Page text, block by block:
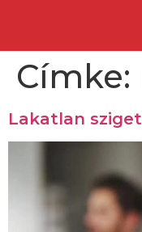
Címke:
Lakatlan sziget